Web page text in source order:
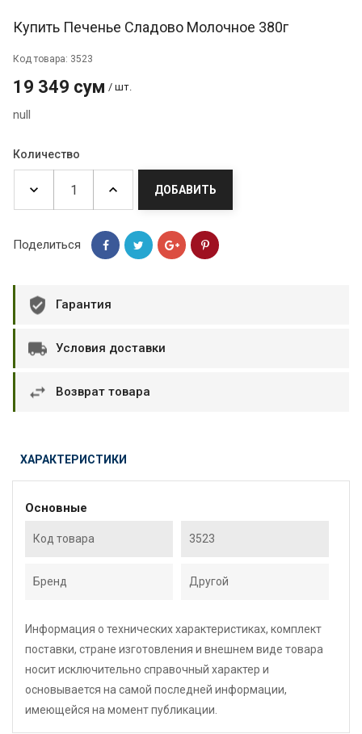
Купить Печенье Сладово Молочное 380г
Код товара: 3523
19 349 сум / шт.
null
Количество
ДОБАВИТЬ
Поделиться
Гарантия
Условия доставки
Возврат товара
ХАРАКТЕРИСТИКИ
Основные
Код товара 3523
Бренд Другой
Информация о технических характеристиках, комплект
поставки, стране изготовления и внешнем виде товара
носит исключительно справочный характер и
основывается на самой последней информации,
имеющейся на момент публикации.